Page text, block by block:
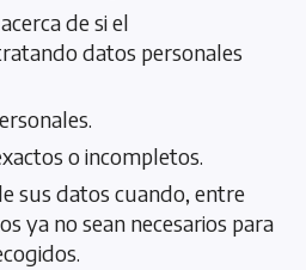
de si el
datos personales
o incompletos.
sus datos cuando, entre
ya no sean necesarios para